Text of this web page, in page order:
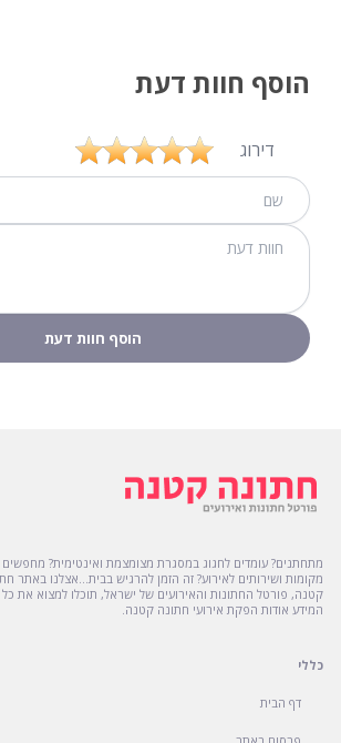
הוסף חוות דעת
דירוג
מתחתנים? עומדים לחגוג במסגרת מצומצמת ואינטימית?
מקומות ושירותים לאירוע? זה הזמן להרגיש בבית...אצלנו באתר
קטנה, פורטל החתונות והאירועים של ישראל, תוכלו למצוא את כל
המידע אודות הפקת אירועי חתונה קטנה.
כללי
דף הבית